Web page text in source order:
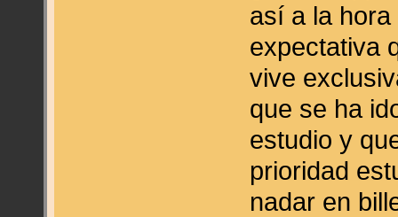
así a la
expectativa
vive
que se ha
estudio y
prioridad
nadar en